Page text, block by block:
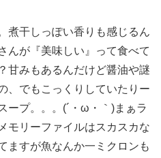
煮干しっぽい香りも感じるん
んが『美味しい』って食べて
甘みもあるんだけど醤油や謎
、でもこっくりしていたりー
ープ。。。(´・ω・｀)まぁラ
モリーファイルはスカスカな
ますが魚なんか一ミクロンも